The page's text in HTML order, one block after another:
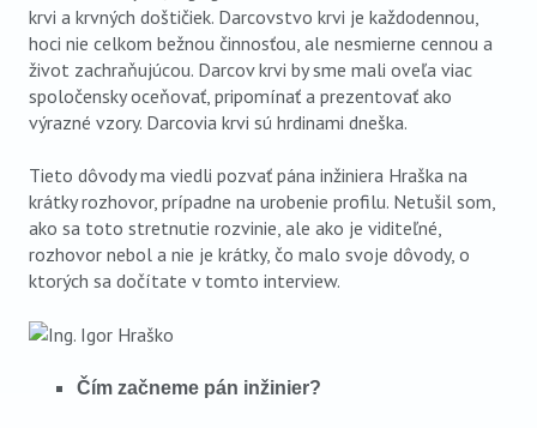
krvi a krvných doštičiek. Darcovstvo krvi je každodennou,
hoci nie celkom bežnou činnosťou, ale nesmierne cennou a
život zachraňujúcou. Darcov krvi by sme mali oveľa viac
spoločensky oceňovať, pripomínať a prezentovať ako
výrazné vzory. Darcovia krvi sú hrdinami dneška.
Tieto dôvody ma viedli pozvať pána inžiniera Hraška na
krátky rozhovor, prípadne na urobenie profilu. Netušil som,
ako sa toto stretnutie rozvinie, ale ako je viditeľné,
rozhovor nebol a nie je krátky, čo malo svoje dôvody, o
ktorých sa dočítate v tomto interview.
Čím začneme pán inžinier?